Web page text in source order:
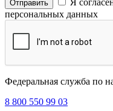
Я
персональных данных
Федеральная служба по
8 800 550 99 03